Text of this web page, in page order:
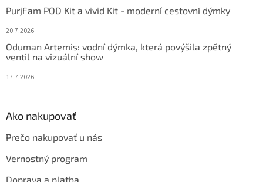
PurjFam POD Kit a vivid Kit - moderní cestovní dýmky
20.7.2026
Oduman Artemis: vodní dýmka, která povýšila zpětný
ventil na vizuální show
17.7.2026
Ako nakupovať
Prečo nakupovať u nás
Vernostný program
Doprava a platba